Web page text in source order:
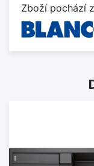
Zboží pochází